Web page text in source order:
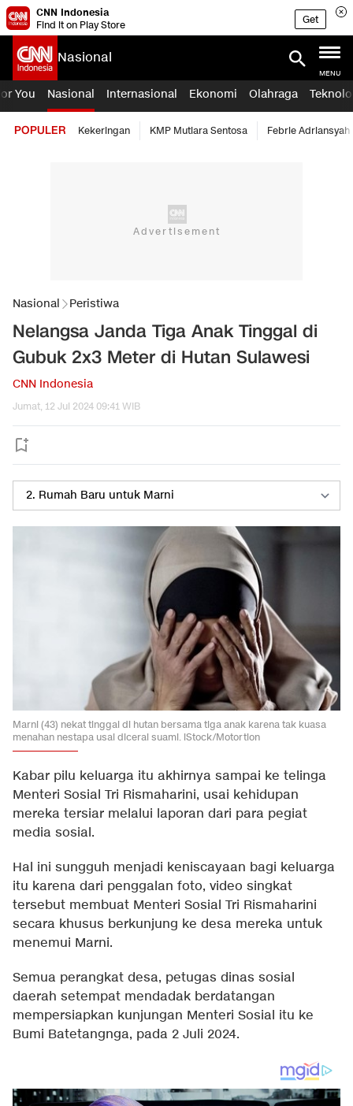
CNN Indonesia
Find it on Play Store
Get
Nasional
MENU
You Nasional Internasional Ekonomi Olahraga
POPULER Kekeringan KMP Mutiara Sentosa Febrie Adriansyah
Nasional Peristiwa
Nelangsa Janda Tiga Anak Tinggal di
Gubuk 2x3 Meter di Hutan Sulawesi
CNN Indonesia
Jumat, 12 Jul 2024 09:41 WIB
Marni (43) nekat tinggal di hutan bersama tiga anak karena tak kuasa
menahan nestapa usai dicerai suami. iStock/Motortion
Kabar pilu keluarga itu akhirnya sampai ke telinga
Menteri Sosial Tri Rismaharini, usai kehidupan
mereka tersiar melalui laporan dari para pegiat
media sosial.
Hal ini sungguh menjadi keniscayaan bagi keluarga
itu karena dari penggalan foto, video singkat
tersebut membuat Menteri Sosial Tri Rismaharini
secara khusus berkunjung ke desa mereka untuk
menemui Marni.
Semua perangkat desa, petugas dinas sosial
daerah setempat mendadak berdatangan
mempersiapkan kunjungan Menteri Sosial itu ke
Bumi Batetangnga, pada 2 Juli 2024.